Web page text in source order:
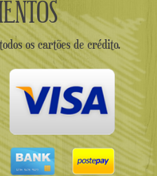
os cartões de crédito.